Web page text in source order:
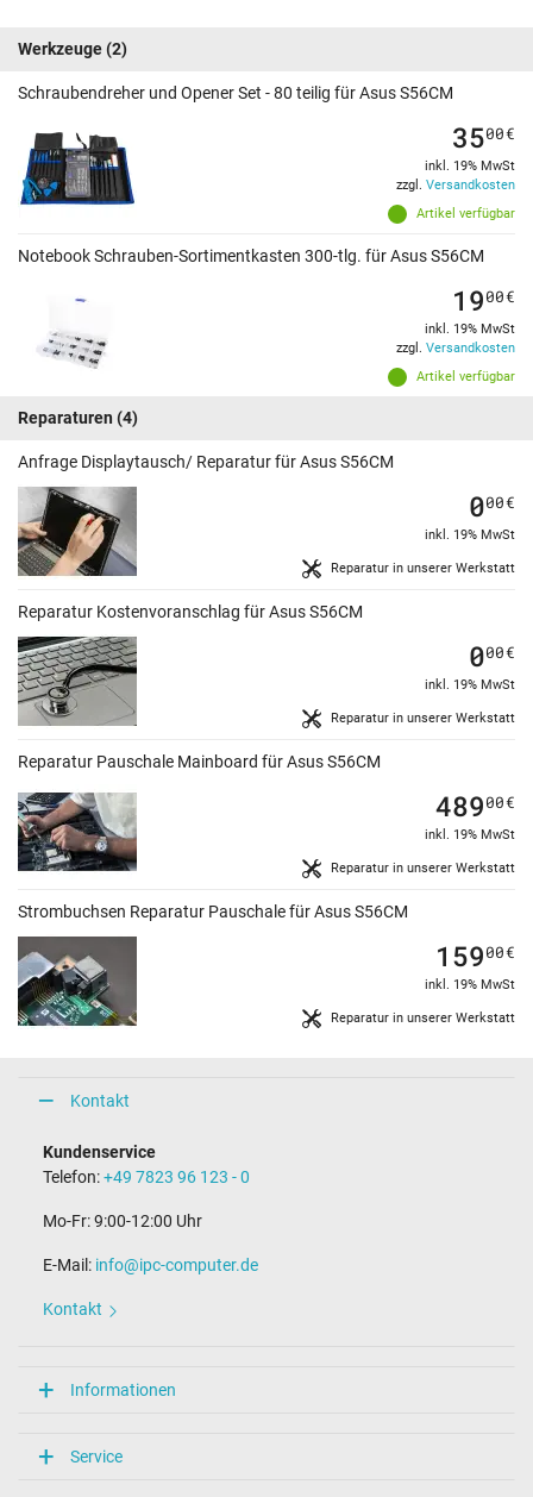
Werkzeuge(2)
Schraubendreher und Opener Set - 80 teilig für Asus S56CM
Artikel verfügbar
3500€
inkl. 19% MwSt
zzgl. Versandkosten
Notebook Schrauben-Sortimentkasten 300-tlg. für Asus S56CM
Artikel verfügbar
1900€
inkl. 19% MwSt
zzgl. Versandkosten
Reparaturen (4)
Anfrage Displaytausch/ Reparatur für Asus S56CM
Reparatur in unserer Werkstatt
000€
inkl. 19% MwSt
Reparatur Kostenvoranschlag für Asus S56CM
Reparatur in unserer Werkstatt
000€
inkl. 19% MwSt
Reparatur Pauschale Mainboard für Asus S56CM
Reparatur in unserer Werkstatt
48900€
inkl. 19% MwSt
Strombuchsen Reparatur Pauschale für Asus S56CM
Reparatur in unserer Werkstatt
15900€
inkl. 19% MwSt
Kontakt
Kundenservice
Telefon:+49 7823 96 123 - 0
Mo-Fr: 9:00-12:00 Uhr
E-Mail: info@ipc-computer.de
Kontakt
Informationen
Service